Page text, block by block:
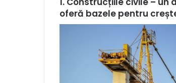
oferă bazele pentru